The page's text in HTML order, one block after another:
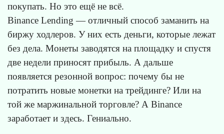
покупать. Но это ещё не всё.
Binance Lending — отличный способ заманить на
биржу ходлеров. У них есть деньги, которые лежат
без дела. Монеты заводятся на площадку и спустя
две недели приносят прибыль. А дальше
появляется резонной вопрос: почему бы не
потратить новые монетки на трейдинге? Или на
той же маржинальной торговле? А Binance
заработает и здесь. Гениально.